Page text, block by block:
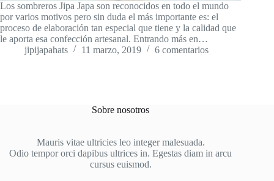
Los sombreros Jipa Japa son reconocidos en todo el mundo
por varios motivos pero sin duda el más importante es: el
proceso de elaboración tan especial que tiene y la calidad que
le aporta esa confección artesanal. Entrando más en…
jipijapahats
11 marzo, 2019 6 comentarios
Sobre nosotros
Mauris vitae ultricies leo integer malesuada.
Odio tempor orci dapibus ultrices in. Egestas diam in arcu
cursus euismod.